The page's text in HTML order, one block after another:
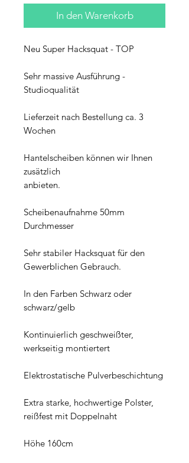
In den Warenkorb
Neu Super Hacksquat - TOP
Sehr massive Ausführung -
Studioqualität
Lieferzeit nach Bestellung ca. 3
Wochen
Hantelscheiben können wir Ihnen
zusätzlich
anbieten.
Scheibenaufnahme 50mm
Durchmesser
Sehr stabiler Hacksquat für den
Gewerblichen Gebrauch.
In den Farben Schwarz oder
schwarz/gelb
Kontinuierlich geschweißter,
werkseitig montiertert
Elektrostatische Pulverbeschichtung
Extra starke, hochwertige Polster,
reißfest mit Doppelnaht
Höhe 160cm